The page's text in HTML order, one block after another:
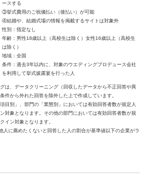
ースする
③挙式費用のご祝儀払い（後払い）が可能
④結婚や、結婚式場の情報を掲載するサイトは対象外
性別：指定なし
年齢：男性18歳以上（高校生は除く）女性16歳以上（高校生
は除く）
地域：全国
条件：過去3年以内に、対象のウエディングプロデュース会社
を利用して挙式披露宴を行った人
は、データクリーニング（回収したデータから不正回答や異
件から外れた回答を除外した上で作成しています。
目別」、部門の「業態別」においては有効回答者数が規定人
対象となります。その他の部門においては有効回答者数が規
イン対象となります。
に薦めたくないと回答した人の割合が基準値以下の企業がラ